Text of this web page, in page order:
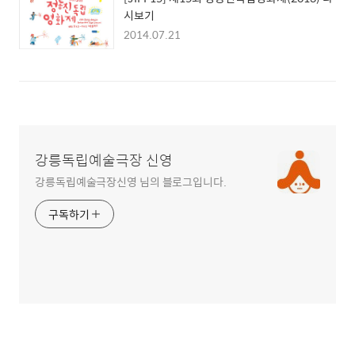
시보기
2014.07.21
강릉독립예술극장 신영
강릉독립예술극장신영 님의 블로그입니다.
구독하기